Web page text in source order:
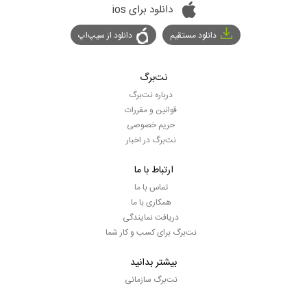
دانلود برای ios
دانلود مستقیم دانلود از سیپ‌اپ
نت‌برگ
درباره نت‌برگ
قوانین و مقررات
حریم خصوصی
نت‌برگ در اخبار
ارتباط با ما
تماس با ما
همکاری با ما
دریافت نمایندگی
نت‌برگ برای کسب و کار شما
بیشتر بدانید
نت‌برگ سازمانی